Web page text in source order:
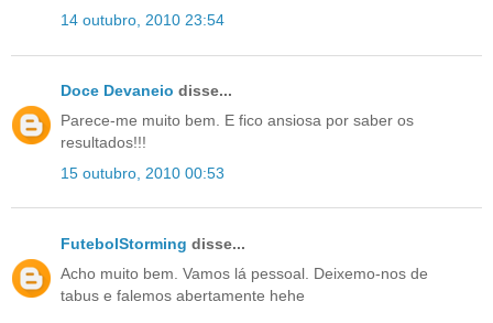
14 outubro, 2010 23:54
Doce Devaneio disse...
Parece-me muito bem. E fico ansiosa por saber os
resultados!!!
15 outubro, 2010 00:53
FutebolStorming disse...
Acho muito bem. Vamos lá pessoal. Deixemo-nos de
tabus e falemos abertamente hehe